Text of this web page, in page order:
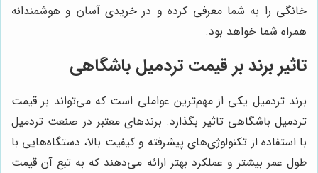
خانگی را به شما معرفی کرده و در خریدی آسان و هوشمندانه
همراه شما خواهد بود.
تاثیر برند بر قیمت تردمیل باشگاهی
برند تردمیل یکی از مهم‌ترین عواملی است که می‌تواند بر قیمت
تردمیل باشگاهی تاثیر بگذارد. برندهای معتبر در صنعت تردمیل
با استفاده از تکنولوژی‌های پیشرفته و کیفیت بالا، دستگاه‌هایی با
طول عمر بیشتر و عملکرد بهتر ارائه می‌دهند که به تبع آن قیمت